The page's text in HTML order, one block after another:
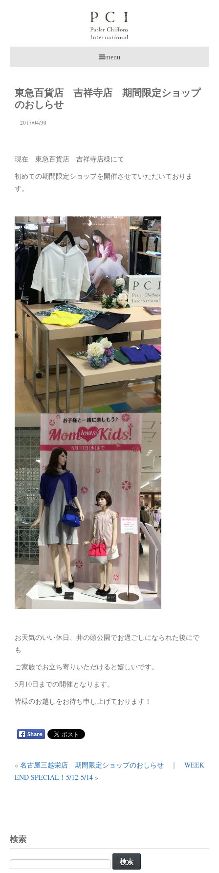
menu
東急百貨店 吉祥寺店 期間限定ショップ
のおしらせ
2017/04/30
現在 東急百貨店 吉祥寺店様にて
初めての期間限定ショップを開催させていただいておりま
す。
お天気のいい休日、井の頭公園でお過ごしになられた後にで
も
ご家族でお立ち寄りいただけると嬉しいです。
5月10日までの開催となります。
皆様のお越しをお待ち申し上げております！
« 名古屋三越栄店 期間限定ショップのおしらせ ｜ WEEK
END SPECIAL！5/12-5/14 »
検索
検
索: